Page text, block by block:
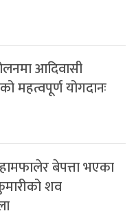
आदिवासी
महत्वपूर्ण योगदानः
बेपत्ता भएका
शव